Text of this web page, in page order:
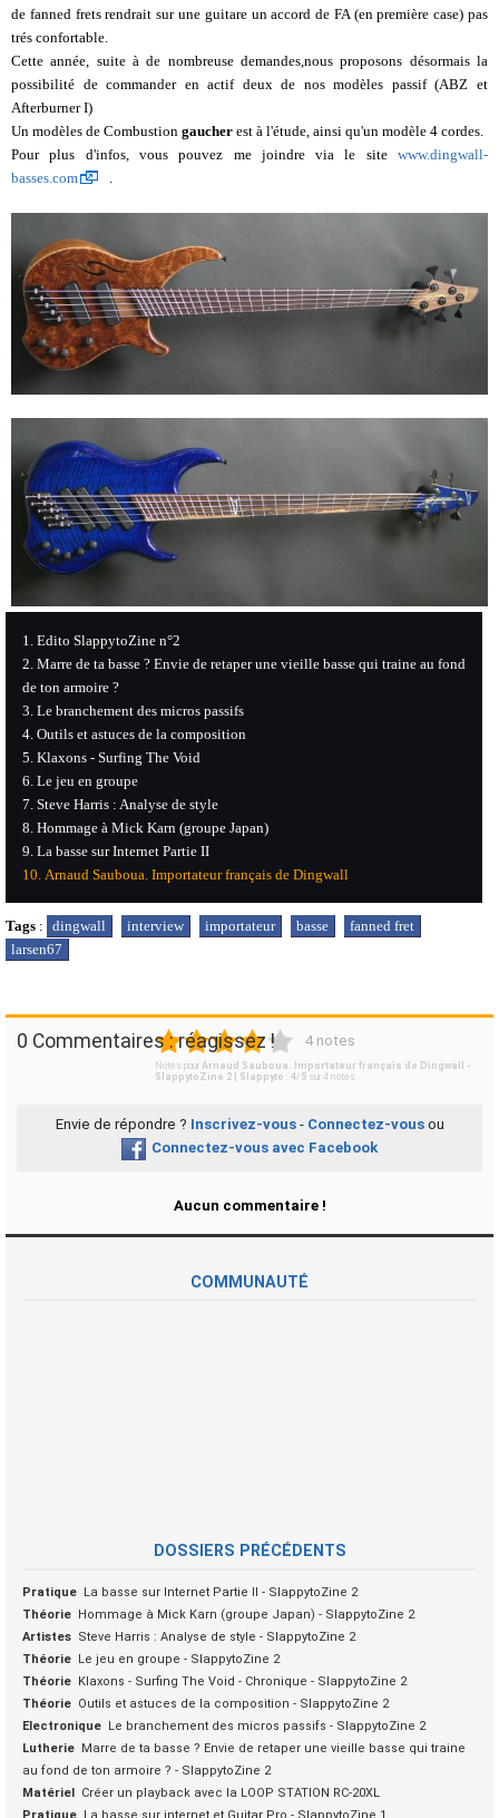
de fanned frets rendrait sur une guitare un accord de FA (en première case) pas
trés confortable.
Cette année, suite à de nombreuse demandes,nous proposons désormais la
possibilité de commander en actif deux de nos modèles passif (ABZ et
Afterburner I)
Un modèles de Combustion gaucher est à l'étude, ainsi qu'un modèle 4 cordes.
Pour plus d'infos, vous pouvez me joindre via le site www.dingwall-
basses.com
Edito SlappytoZine n°2
Marre de ta basse ? Envie de retaper une vieille basse qui traine au fond
de ton armoire ?
Le branchement des micros passifs
Outils et astuces de la composition
Klaxons - Surfing The Void
Le jeu en groupe
Steve Harris : Analyse de style
Hommage à Mick Karn (groupe Japan)
La basse sur Internet Partie II
Arnaud Sauboua. Importateur français de Dingwall
Tags : dingwall interview importateur basse
fanned fret
larsen67
0 Commentaires : réagissez !
1 2 3 4 5 4 notes
Notes pour Arnaud Sauboua. Importateur français de Dingwall -
SlappytoZine 2 | Slappyto
4/ 5 sur 4 notes
Envie de répondre ? Inscrivez-vous- Connectez-vousou
Connectez-vous avec Facebook
Aucun commentaire !
COMMUNAUTÉ
DOSSIERS PRÉCÉDENTS
Pratique La basse sur Internet Partie II - SlappytoZine 2
Théorie Hommage à Mick Karn (groupe Japan) - SlappytoZine 2
Artistes Steve Harris : Analyse de style - SlappytoZine 2
Théorie Le jeu en groupe - SlappytoZine 2
Théorie Klaxons - Surfing The Void - Chronique - SlappytoZine 2
Théorie Outils et astuces de la composition - SlappytoZine 2
Electronique Le branchement des micros passifs - SlappytoZine 2
Lutherie Marre de ta basse ? Envie de retaper une vieille basse qui traine
au fond de ton armoire ? - SlappytoZine 2
Matériel Créer un playback avec la LOOP STATION RC-20XL
Pratique La basse sur internet et Guitar Pro - SlappytoZine 1